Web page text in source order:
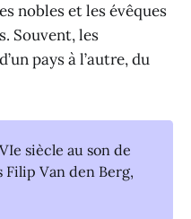
nobles et les évêques
Souvent, les
pays à l’autre, du
siècle au son de
Filip Van den Berg,